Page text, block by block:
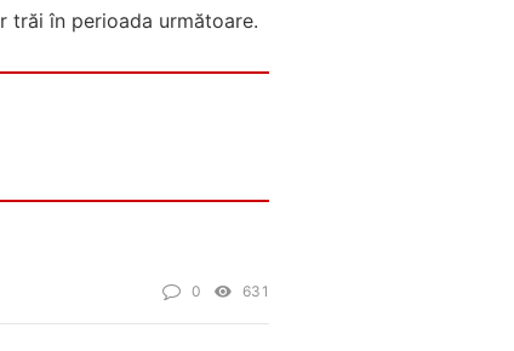
trăi în perioada următoare.
0 631